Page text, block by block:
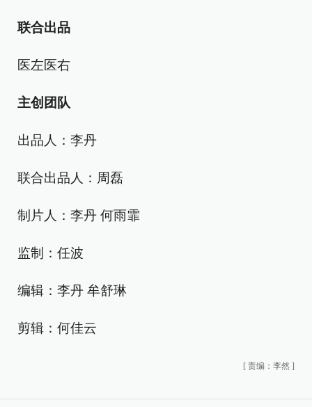
联合出品
医左医右
主创团队
出品人：李丹
联合出品人：周磊
制片人：李丹 何雨霏
监制：任波
编辑：李丹 牟舒琳
剪辑：何佳云
[ 责编：李然 ]